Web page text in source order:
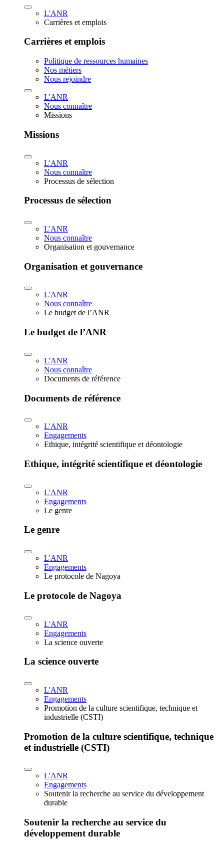
L'ANR
Carrières et emplois
Carrières et emplois
Politique de ressources humaines
Nos métiers
Nous rejoindre
L'ANR
Nous connaître
Missions
Missions
L'ANR
Nous connaître
Processus de sélection
Processus de sélection
L'ANR
Nous connaître
Organisation et gouvernance
Organisation et gouvernance
L'ANR
Nous connaître
Le budget de l’ANR
Le budget de l’ANR
L'ANR
Nous connaître
Documents de référence
Documents de référence
L'ANR
Engagements
Ethique, intégrité scientifique et déontologie
Ethique, intégrité scientifique et déontologie
L'ANR
Engagements
Le genre
Le genre
L'ANR
Engagements
Le protocole de Nagoya
Le protocole de Nagoya
L'ANR
Engagements
La science ouverte
La science ouverte
L'ANR
Engagements
Promotion de la culture scientifique, technique et
industrielle (CSTI)
Promotion de la culture scientifique, technique
et industrielle (CSTI)
L'ANR
Engagements
Soutenir la recherche au service du développement
durable
Soutenir la recherche au service du
développement durable